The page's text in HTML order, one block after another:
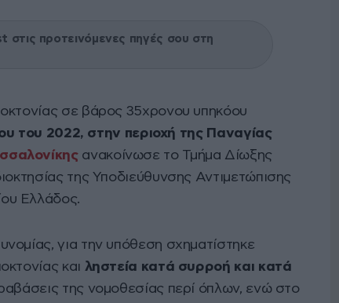
στις προτεινόμενες πηγές σου στη
σε βάρος 35χρονου υπηκόου
του 2022, στην περιοχή της Παναγίας
ανακοίνωσε το Τμήμα Δίωξης
της Υποδιεύθυνσης Αντιμετώπισης
Ελλάδος.
για την υπόθεση σχηματίστηκε
και ληστεία κατά συρροή και κατά
της νομοθεσίας περί όπλων, ενώ στο